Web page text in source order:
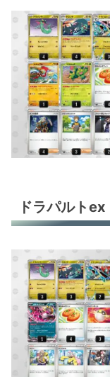
ドラパルトex